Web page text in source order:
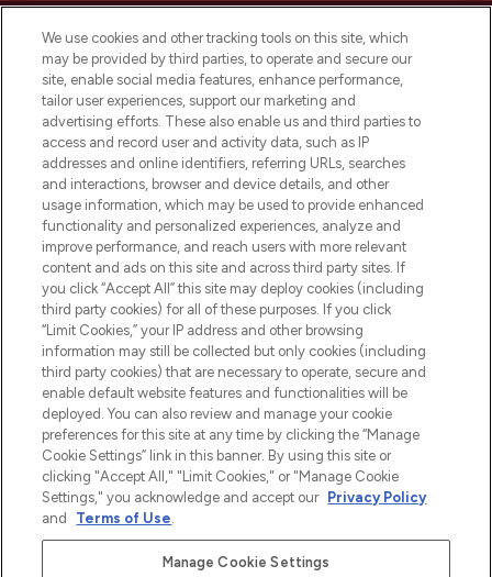
Bądź pierwszą osobą, która dowie się o
najnowszych produktach, od niszowych i
uznanych marek, sezonowych trendach i
otrzyma ekskluzywne artykuły redakcyjne
z Sunday Supplement.
Zgoda na pliki cookie
Do Not Sell or Share My Personal
Information
POMOC & INFORMACJE
WAŻNE INFORMACJE
O LOOKFANTASTIC
We use cookies and other tracking tools on this site, which
may be provided by third parties, to operate and secure our
site, enable social media features, enhance performance,
tailor user experiences, support our marketing and
advertising efforts. These also enable us and third parties to
access and record user and activity data, such as IP
addresses and online identifiers, referring URLs, searches
and interactions, browser and device details, and other
usage information, which may be used to provide enhanced
functionality and personalized experiences, analyze and
improve performance, and reach users with more relevant
content and ads on this site and across third party sites. If
you click “Accept All” this site may deploy cookies (including
third party cookies) for all of these purposes. If you click
“Limit Cookies,” your IP address and other browsing
information may still be collected but only cookies (including
third party cookies) that are necessary to operate, secure and
enable default website features and functionalities will be
deployed. You can also review and manage your cookie
preferences for this site at any time by clicking the “Manage
Cookie Settings” link in this banner. By using this site or
clicking "Accept All," "Limit Cookies," or "Manage Cookie
Settings," you acknowledge and accept our Privacy Policy
and
Terms of Use.
Manage Cookie Settings